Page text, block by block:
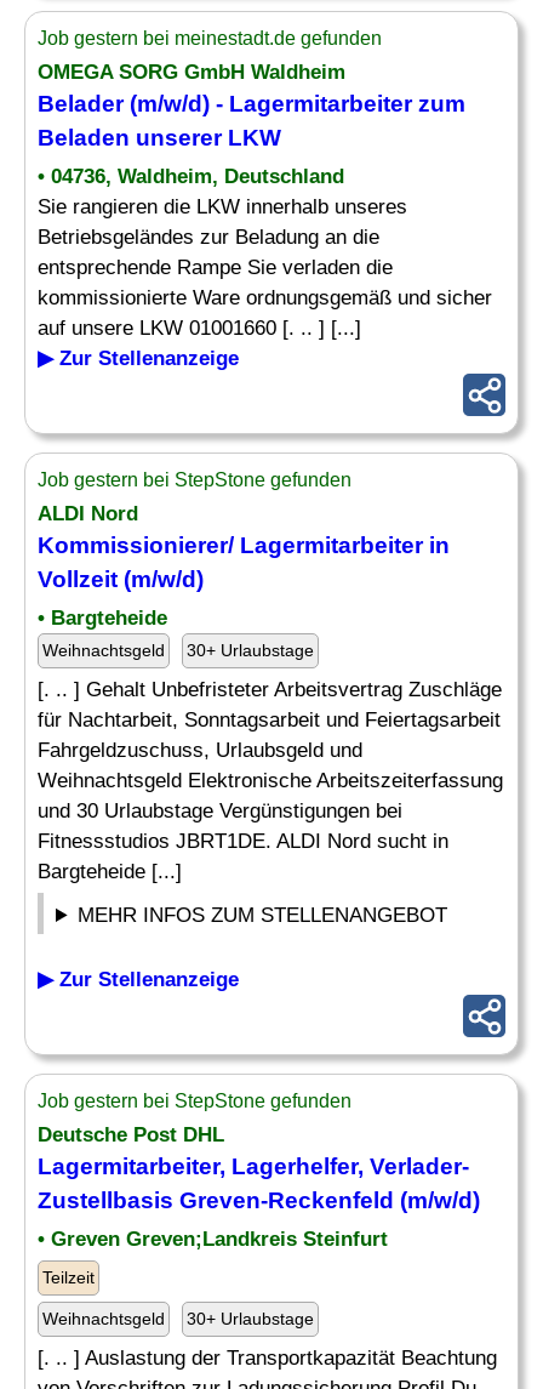
Job gestern bei meinestadt.de gefunden
OMEGA SORG GmbH Waldheim
Belader (m/w/d) - Lagermitarbeiterzum
Beladen unserer LKW
• 04736, Waldheim, Deutschland
Sie rangieren die LKW innerhalb unseres
Betriebsgeländes zur Beladung an die
entsprechende Rampe Sie verladen die
kommissionierte Ware ordnungsgemäß und sicher
auf unsere LKW 01001660 [. .. ] [...]
▶ Zur Stellenanzeige
Job gestern bei StepStone gefunden
ALDI Nord
Kommissionierer/ Lagermitarbeiterin
Vollzeit (m/w/d)
• Bargteheide
Weihnachtsgeld 30+ Urlaubstage
[. .. ] Gehalt Unbefristeter Arbeitsvertrag Zuschläge
für Nachtarbeit, Sonntagsarbeit und Feiertagsarbeit
Fahrgeldzuschuss, Urlaubsgeld und
Weihnachtsgeld Elektronische Arbeitszeiterfassung
und 30 Urlaubstage Vergünstigungen bei
Fitnessstudios JBRT1DE. ALDI Nord sucht in
Bargteheide [...]
MEHR INFOS ZUM STELLENANGEBOT
▶ Zur Stellenanzeige
Job gestern bei StepStone gefunden
Deutsche Post DHL
Lagermitarbeiter, Lagerhelfer, Verlader-
Zustellbasis Greven-Reckenfeld (m/w/d)
• Greven Greven;Landkreis Steinfurt
Teilzeit
Weihnachtsgeld 30+ Urlaubstage
[. .. ] Auslastung der Transportkapazität Beachtung